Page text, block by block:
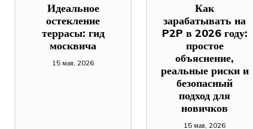
Идеальное
остекление
террасы: гид
москвича
15 мая, 2026
Как
зарабатывать на
P2P в 2026 году:
простое
объяснение,
реальные риски и
безопасный
подход для
новичков
15 мая, 2026